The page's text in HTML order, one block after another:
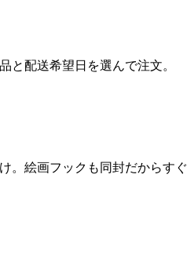
と配送希望日を選んで注文。
。絵画フックも同封だからすぐ